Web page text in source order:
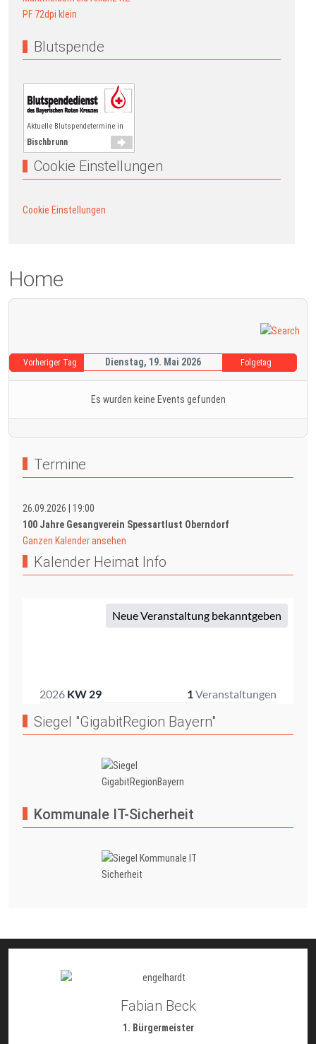
Blutspende
Aktuelle Blutspendetermine in
Bischbrunn
Cookie Einstellungen
Cookie Einstellungen
Home
Vorheriger Tag Dienstag, 19. Mai 2026 Folgetag
Es wurden keine Events gefunden
Termine
26.09.2026
19:00
100 Jahre Gesangverein Spessartlust Oberndorf
Ganzen Kalender ansehen
Kalender Heimat Info
Siegel "GigabitRegion Bayern"
Kommunale IT-Sicherheit
Fabian Beck
1. Bürgermeister